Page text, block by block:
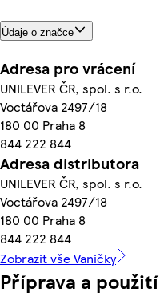
Údaje o značce
Adresa pro vrácení
UNILEVER ČR, spol. s r.o.
Voctářova 2497/18
180 00 Praha 8
844 222 844
Adresa distributora
UNILEVER ČR, spol. s r.o.
Voctářova 2497/18
180 00 Praha 8
844 222 844
Zobrazit vše Vaničky
Příprava a použití